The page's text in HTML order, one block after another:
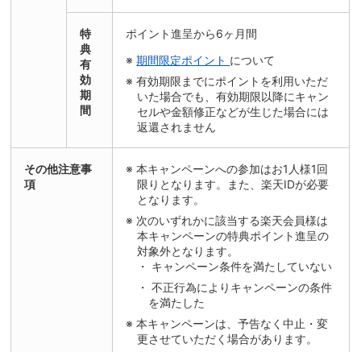
特
典
有
効
期
間
ポイント進呈から6ヶ月間
期間限定ポイント について
有効期限までにポイントを利用いただ
いた場合でも、有効期限以降にキャン
セルや金額修正などが生じた場合には
返還されません
その他注意事
項
本キャンペーンへの参加はお1人様1回
限りとなります。また、楽天IDが必要
となります。
次のいずれかに該当する楽天会員様は
本キャンペーンの特典ポイント進呈の
対象外となります。
キャンペーン条件を満たしていない
不正行為によりキャンペーンの条件
を満たした
本キャンペーンは、予告なく中止・変
更させていただく場合があります。